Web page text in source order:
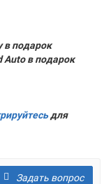
в подарок
Auto в подарок
для
Задать вопрос